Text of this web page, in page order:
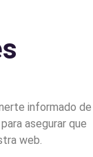
informado de
asegurar que
web.